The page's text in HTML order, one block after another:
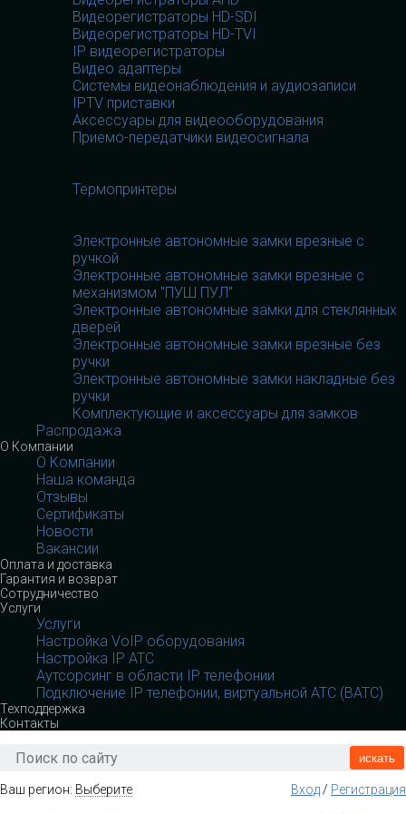
Видеорегистраторы HD-SDI
Видеорегистраторы HD-TVI
IP видеорегистраторы
Видео адаптеры
Системы видеонаблюдения и аудиозаписи
IPTV приставки
Аксессуары для видеооборудования
Приемо-передатчики видеосигнала
Термопринтеры
Электронные автономные замки врезные с
ручкой
Электронные автономные замки врезные с
механизмом "ПУШ ПУЛ"
Электронные автономные замки для стеклянных
дверей
Электронные автономные замки врезные без
ручки
Электронные автономные замки накладные без
ручки
Комплектующие и аксессуары для замков
Распродажа
О Компании
О Компании
Наша команда
Отзывы
Сертификаты
Новости
Вакансии
Оплата и доставка
Гарантия и возврат
Сотрудничество
Услуги
Услуги
Настройка VoIP оборудования
Настройка IP АТС
Аутсорсинг в области IP телефонии
Подключение IP телефонии, виртуальной АТС (ВАТС)
Техподдержка
Контакты
искать
Ваш регион: Выберите Вход/ Регистрация